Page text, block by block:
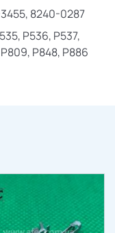
8240-0287
P536, P537,
P848, P886